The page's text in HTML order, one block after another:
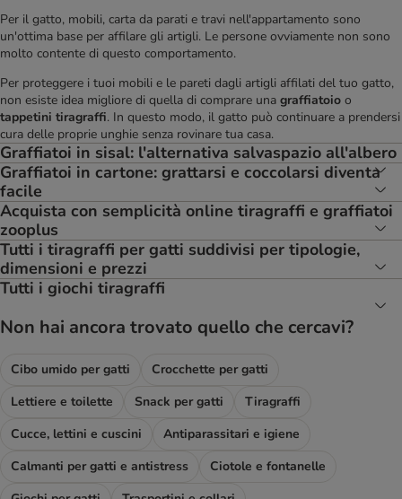
Per il gatto, mobili, carta da parati e travi nell'appartamento sono
un'ottima base per affilare gli artigli. Le persone ovviamente non sono
molto contente di questo comportamento.
Per proteggere i tuoi mobili e le pareti dagli artigli affilati del tuo gatto,
non esiste idea migliore di quella di comprare una graffiatoio o
tappetini tiragraffi. In questo modo, il gatto può continuare a prendersi
cura delle proprie unghie senza rovinare tua casa.
Graffiatoi in sisal: l'alternativa salvaspazio all'albero
Graffiatoi in cartone: grattarsi e coccolarsi diventa
facile
Acquista con semplicità online tiragraffi e graffiatoi
zooplus
Tutti i tiragraffi per gatti suddivisi per tipologie,
dimensioni e prezzi
Tutti i giochi tiragraffi
Non hai ancora trovato quello che cercavi?
Cibo umido per gatti
Crocchette per gatti
Lettiere e toilette
Snack per gatti
Tiragraffi
Cucce, lettini e cuscini
Antiparassitari e igiene
Calmanti per gatti e antistress
Ciotole e fontanelle